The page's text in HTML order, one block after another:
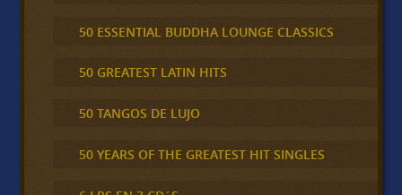
50 ESSENTIAL BUDDHA LOUNGE CLASSICS
50 GREATEST LATIN HITS
50 TANGOS DE LUJO
50 YEARS OF THE GREATEST HIT SINGLES